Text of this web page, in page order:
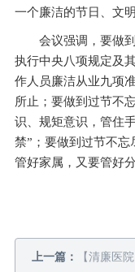
一个廉洁的节日、文明
会议强调，要做
执行中央八项规定及
作人员廉洁从业九项
所止；要做到过节不
识、规矩意识，管住
禁”；要做到过节不忘
管好家属，又要管好
上一篇： 【清廉医